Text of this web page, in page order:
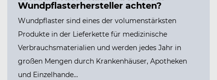
Wundpflasterhersteller achten?
Wundpflaster sind eines der volumenstärksten
Produkte in der Lieferkette für medizinische
Verbrauchsmaterialien und werden jedes Jahr in
großen Mengen durch Krankenhäuser, Apotheken
und Einzelhande...